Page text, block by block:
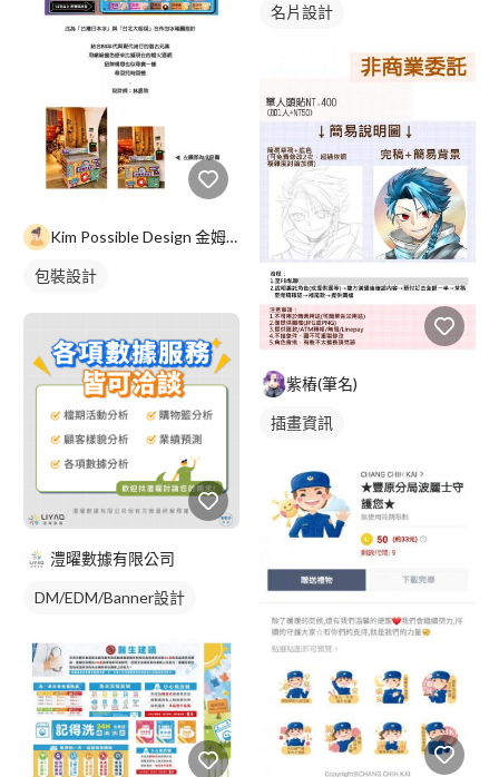
Kim Possible Design 金姆可能平面設計
包裝設計
澧曜數據有限公司
DM/EDM/Banner設計
名片設計
紫樁(筆名)
插畫資訊